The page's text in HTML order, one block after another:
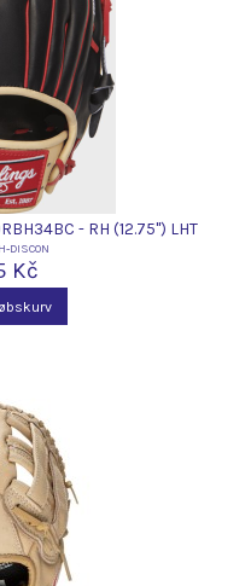
- RH (12.75") LHT
DISCON
Kč